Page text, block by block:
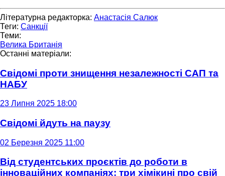
Літературна редакторка: Анастасія Салюк
Теги: Санкції
Теми:
Велика Британія
Останні матеріали:
Свідомі проти знищення незалежності САП та
НАБУ
23 Липня 2025 18:00
Свідомі йдуть на паузу
02 Березня 2025 11:00
Від студентських проєктів до роботи в
інноваційних компаніях: три хімікині про свій